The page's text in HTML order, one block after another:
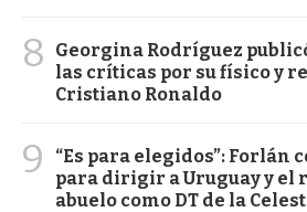
8
Georgina Rodríguez
las críticas por su físico y
Cristiano Ronaldo
9
“Es para elegidos”: Forlán
para dirigir a Uruguay y el
abuelo como DT de la